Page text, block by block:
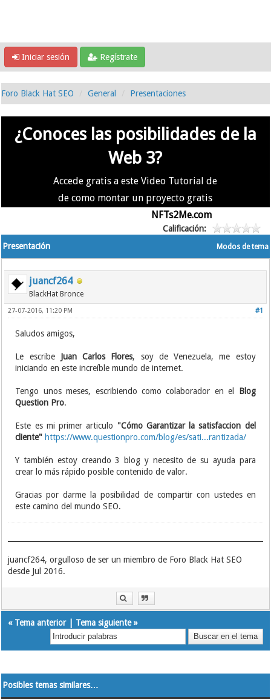
Iniciar sesión Regístrate
Foro Black Hat SEO General Presentaciones
¿Conoces las posibilidades de la
Web 3?
Accede gratis a este Video Tutorial de
de como montar un proyecto gratis
NFTs2Me.com
Calificación:
Modos de tema
Presentación
juancf264
BlackHat Bronce
#1
27-07-2016, 11:20 PM
Saludos amigos,
Le escribe Juan Carlos Flores, soy de Venezuela, me estoy
iniciando en este increíble mundo de internet.
Tengo unos meses, escribiendo como colaborador en el
Blog
Question Pro.
Este es mi primer articulo "Cómo Garantizar la satisfaccion del
cliente" https://www.questionpro.com/blog/es/sati...rantizada/
Y también estoy creando 3 blog y necesito de su ayuda para
crear lo más rápido posible contenido de valor.
Gracias por darme la posibilidad de compartir con ustedes en
este camino del mundo SEO.
juancf264, orgulloso de ser un miembro de Foro Black Hat SEO
desde Jul 2016.
« Tema anterior| Tema siguiente»
Posibles temas similares…